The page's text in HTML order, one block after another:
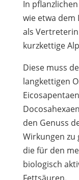
In
wie etwa dem
als
kurzkettige
Diese muss
langkettigen
den Genuss
Wirkungen zu
die für den
biologisch